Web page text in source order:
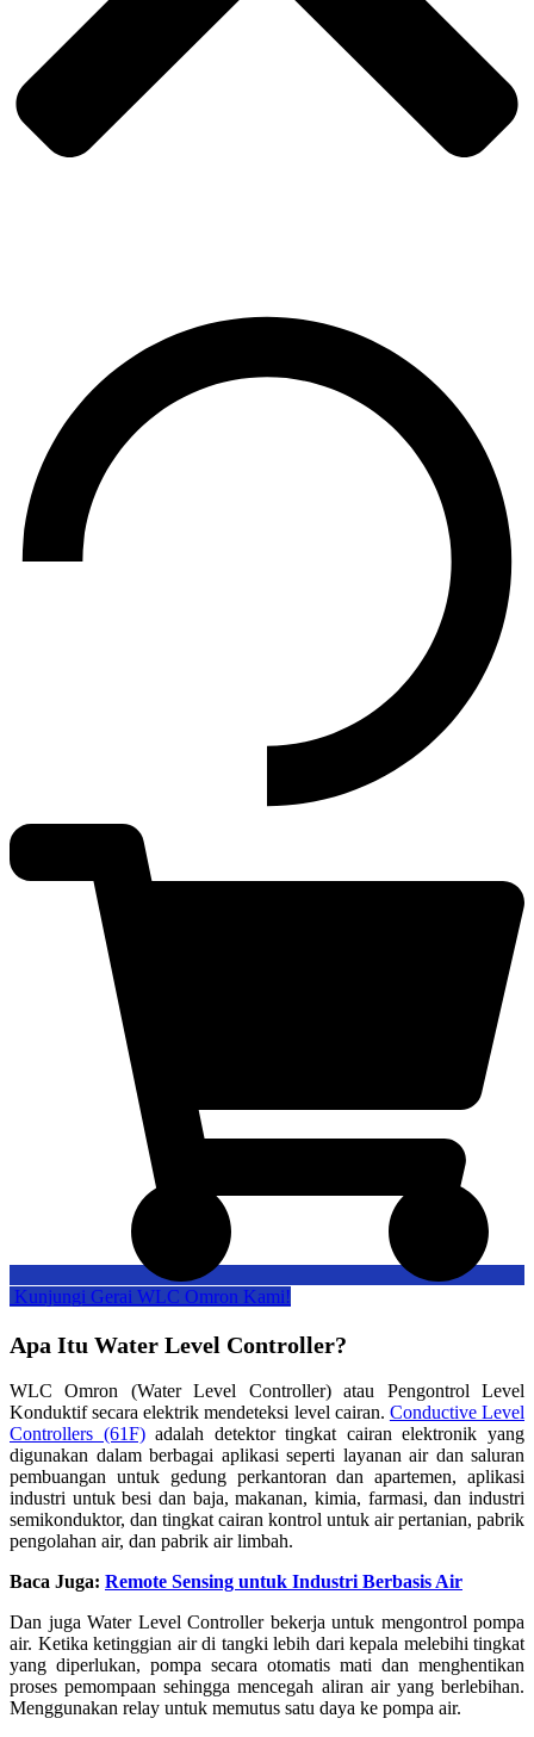
‎ ‎Kunjungi Gerai WLC Omron Kami!
Apa Itu Water Level Controller?
WLC Omron (Water Level Controller) atau Pengontrol Level
Konduktif secara elektrik mendeteksi level cairan. Conductive Level
Controllers (61F)adalah detektor tingkat cairan elektronik yang
digunakan dalam berbagai aplikasi seperti layanan air dan saluran
pembuangan untuk gedung perkantoran dan apartemen, aplikasi
industri untuk besi dan baja, makanan, kimia, farmasi, dan industri
semikonduktor, dan tingkat cairan kontrol untuk air pertanian, pabrik
pengolahan air, dan pabrik air limbah.
Baca Juga: Remote Sensing untuk Industri Berbasis Air
Dan juga Water Level Controller bekerja untuk mengontrol pompa
air. Ketika ketinggian air di tangki lebih dari kepala melebihi tingkat
yang diperlukan, pompa secara otomatis mati dan menghentikan
proses pemompaan sehingga mencegah aliran air yang berlebihan.
Menggunakan relay untuk memutus satu daya ke pompa air.